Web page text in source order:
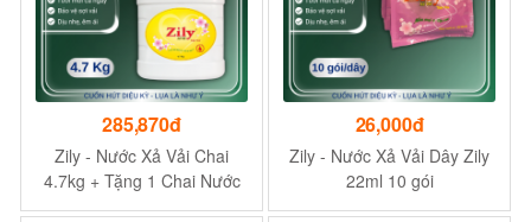
285,870đ
Zily - Nước Xả Vải Chai
4.7kg + Tặng 1 Chai Nước
Rửa Tay Zily 500g
26,000đ
Zily - Nước Xả Vải Dây Zily
22ml 10 gói